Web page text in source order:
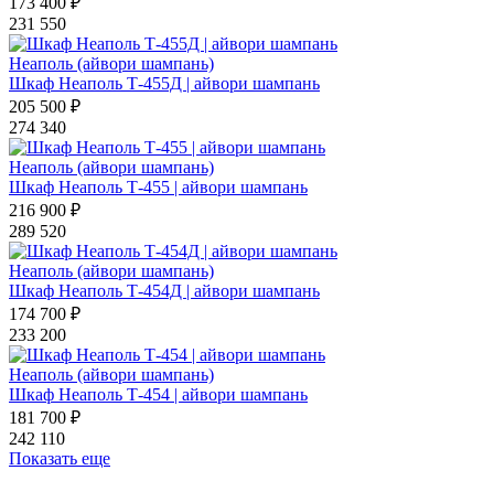
231 550
Неаполь (айвори шампань)
Шкаф Неаполь Т-455Д | айвори шампань
205 500 ₽
274 340
Неаполь (айвори шампань)
Шкаф Неаполь Т-455 | айвори шампань
216 900 ₽
289 520
Неаполь (айвори шампань)
Шкаф Неаполь Т-454Д | айвори шампань
174 700 ₽
233 200
Неаполь (айвори шампань)
Шкаф Неаполь Т-454 | айвори шампань
181 700 ₽
242 110
Показать еще